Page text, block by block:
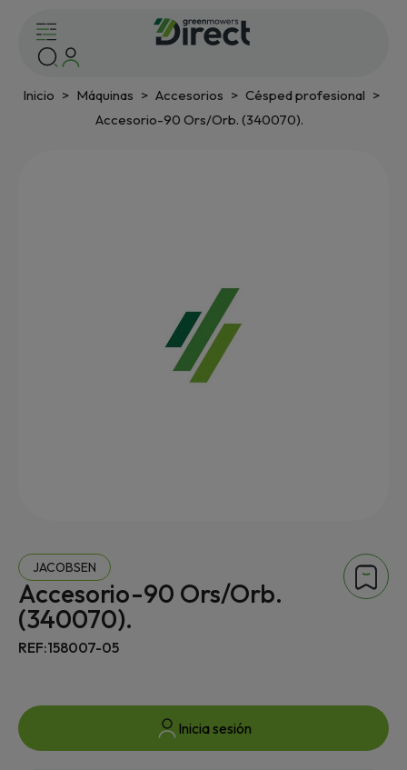
Inicio Máquinas Accesorios
Césped profesional
Accesorio-90 Ors/Orb. (340070).
JACOBSEN
Accesorio-90 Ors/Orb.
(340070).
REF:158007-05
Inicia sesión